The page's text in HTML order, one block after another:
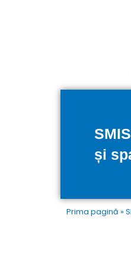
și
Prima pagină »